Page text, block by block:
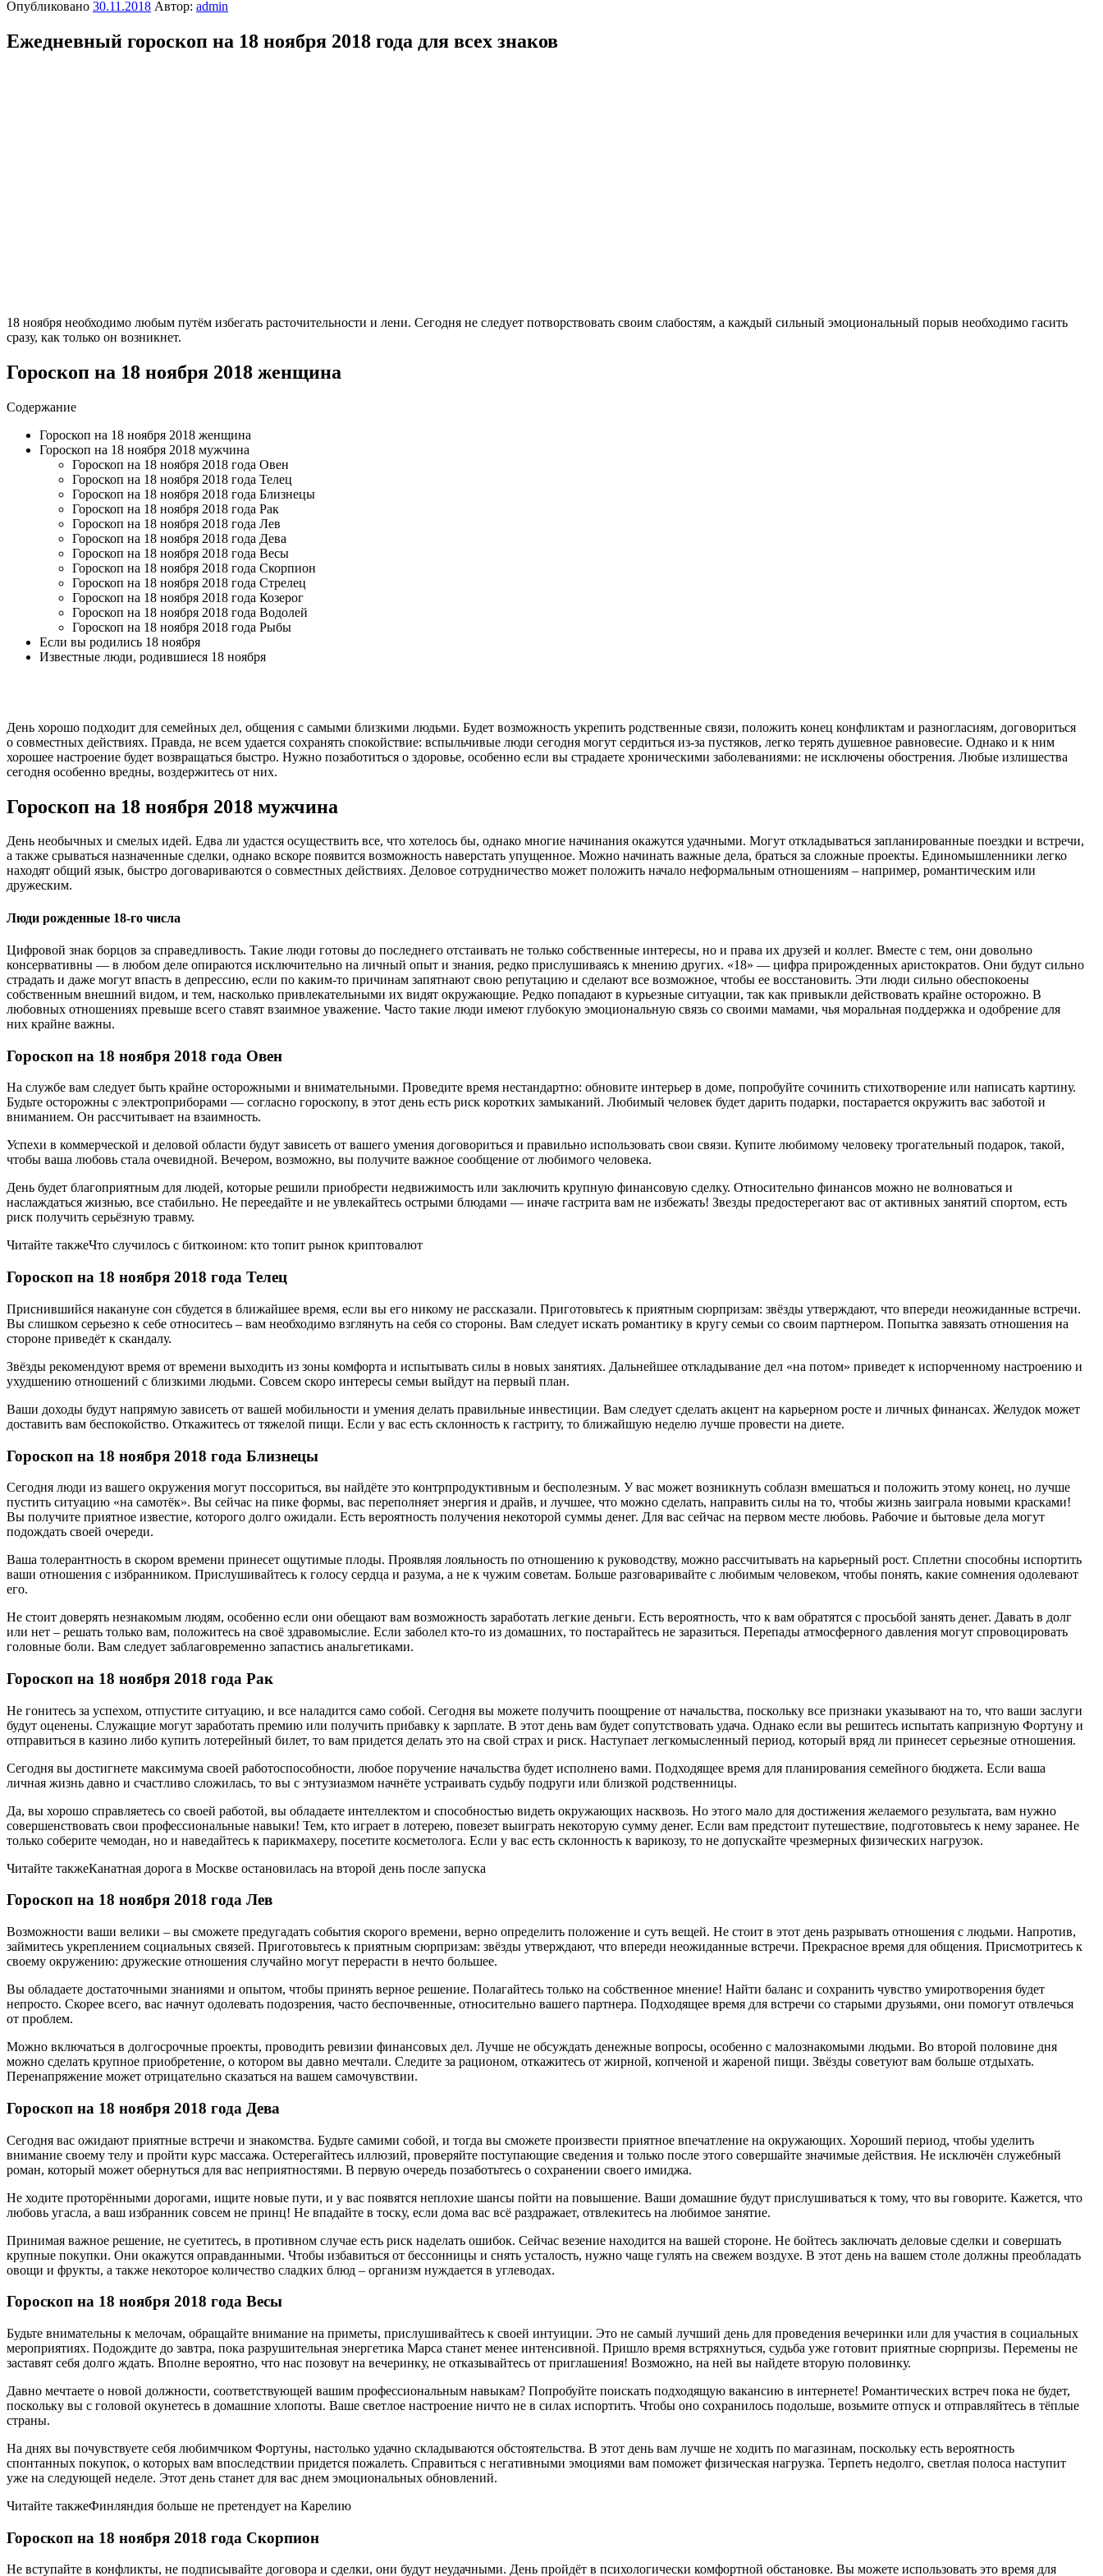
Опубликовано 30.11.2018 Автор: admin
Ежедневный гороскоп на 18 ноября 2018 года для всех знаков
18 ноября необходимо любым путём избегать расточительности и лени. Сегодня не следует потворствовать своим слабостям, а каждый сильный эмоциональный порыв необходимо гасить
сразу, как только он возникнет.
Гороскоп на 18 ноября 2018 женщина
Содержание
Гороскоп на 18 ноября 2018 женщина
Гороскоп на 18 ноября 2018 мужчина
Гороскоп на 18 ноября 2018 года Овен
Гороскоп на 18 ноября 2018 года Телец
Гороскоп на 18 ноября 2018 года Близнецы
Гороскоп на 18 ноября 2018 года Рак
Гороскоп на 18 ноября 2018 года Лев
Гороскоп на 18 ноября 2018 года Дева
Гороскоп на 18 ноября 2018 года Весы
Гороскоп на 18 ноября 2018 года Скорпион
Гороскоп на 18 ноября 2018 года Стрелец
Гороскоп на 18 ноября 2018 года Козерог
Гороскоп на 18 ноября 2018 года Водолей
Гороскоп на 18 ноября 2018 года Рыбы
Если вы родились 18 ноября
Известные люди, родившиеся 18 ноября
День хорошо подходит для семейных дел, общения с самыми близкими людьми. Будет возможность укрепить родственные связи, положить конец конфликтам и разногласиям, договориться
о совместных действиях. Правда, не всем удается сохранять спокойствие: вспыльчивые люди сегодня могут сердиться из-за пустяков, легко терять душевное равновесие. Однако и к ним
хорошее настроение будет возвращаться быстро. Нужно позаботиться о здоровье, особенно если вы страдаете хроническими заболеваниями: не исключены обострения. Любые излишества
сегодня особенно вредны, воздержитесь от них.
Гороскоп на 18 ноября 2018 мужчина
День необычных и смелых идей. Едва ли удастся осуществить все, что хотелось бы, однако многие начинания окажутся удачными. Могут откладываться запланированные поездки и встречи,
а также срываться назначенные сделки, однако вскоре появится возможность наверстать упущенное. Можно начинать важные дела, браться за сложные проекты. Единомышленники легко
находят общий язык, быстро договариваются о совместных действиях. Деловое сотрудничество может положить начало неформальным отношениям – например, романтическим или
дружеским.
Люди рожденные 18-го числа
Цифровой знак борцов за справедливость. Такие люди готовы до последнего отстаивать не только собственные интересы, но и права их друзей и коллег. Вместе с тем, они довольно
консервативны — в любом деле опираются исключительно на личный опыт и знания, редко прислушиваясь к мнению других. «18» — цифра прирожденных аристократов. Они будут сильно
страдать и даже могут впасть в депрессию, если по каким-то причинам запятнают свою репутацию и сделают все возможное, чтобы ее восстановить. Эти люди сильно обеспокоены
собственным внешний видом, и тем, насколько привлекательными их видят окружающие. Редко попадают в курьезные ситуации, так как привыкли действовать крайне осторожно. В
любовных отношениях превыше всего ставят взаимное уважение. Часто такие люди имеют глубокую эмоциональную связь со своими мамами, чья моральная поддержка и одобрение для
них крайне важны.
Гороскоп на 18 ноября 2018 года Овен
На службе вам следует быть крайне осторожными и внимательными. Проведите время нестандартно: обновите интерьер в доме, попробуйте сочинить стихотворение или написать картину.
Будьте осторожны с электроприборами — согласно гороскопу, в этот день есть риск коротких замыканий. Любимый человек будет дарить подарки, постарается окружить вас заботой и
вниманием. Он рассчитывает на взаимность.
Успехи в коммерческой и деловой области будут зависеть от вашего умения договориться и правильно использовать свои связи. Купите любимому человеку трогательный подарок, такой,
чтобы ваша любовь стала очевидной. Вечером, возможно, вы получите важное сообщение от любимого человека.
День будет благоприятным для людей, которые решили приобрести недвижимость или заключить крупную финансовую сделку. Относительно финансов можно не волноваться и
наслаждаться жизнью, все стабильно. Не переедайте и не увлекайтесь острыми блюдами — иначе гастрита вам не избежать! Звезды предостерегают вас от активных занятий спортом, есть
риск получить серьёзную травму.
Читайте такжеЧто случилось с биткоином: кто топит рынок криптовалют
Гороскоп на 18 ноября 2018 года Телец
Приснившийся накануне сон сбудется в ближайшее время, если вы его никому не рассказали. Приготовьтесь к приятным сюрпризам: звёзды утверждают, что впереди неожиданные встречи.
Вы слишком серьезно к себе относитесь – вам необходимо взглянуть на себя со стороны. Вам следует искать романтику в кругу семьи со своим партнером. Попытка завязать отношения на
стороне приведёт к скандалу.
Звёзды рекомендуют время от времени выходить из зоны комфорта и испытывать силы в новых занятиях. Дальнейшее откладывание дел «на потом» приведет к испорченному настроению и
ухудшению отношений с близкими людьми. Совсем скоро интересы семьи выйдут на первый план.
Ваши доходы будут напрямую зависеть от вашей мобильности и умения делать правильные инвестиции. Вам следует сделать акцент на карьерном росте и личных финансах. Желудок может
доставить вам беспокойство. Откажитесь от тяжелой пищи. Если у вас есть склонность к гастриту, то ближайшую неделю лучше провести на диете.
Гороскоп на 18 ноября 2018 года Близнецы
Сегодня люди из вашего окружения могут поссориться, вы найдёте это контрпродуктивным и бесполезным. У вас может возникнуть соблазн вмешаться и положить этому конец, но лучше
пустить ситуацию «на самотёк». Вы сейчас на пике формы, вас переполняет энергия и драйв, и лучшее, что можно сделать, направить силы на то, чтобы жизнь заиграла новыми красками!
Вы получите приятное известие, которого долго ожидали. Есть вероятность получения некоторой суммы денег. Для вас сейчас на первом месте любовь. Рабочие и бытовые дела могут
подождать своей очереди.
Ваша толерантность в скором времени принесет ощутимые плоды. Проявляя лояльность по отношению к руководству, можно рассчитывать на карьерный рост. Сплетни способны испортить
ваши отношения с избранником. Прислушивайтесь к голосу сердца и разума, а не к чужим советам. Больше разговаривайте с любимым человеком, чтобы понять, какие сомнения одолевают
его.
Не стоит доверять незнакомым людям, особенно если они обещают вам возможность заработать легкие деньги. Есть вероятность, что к вам обратятся с просьбой занять денег. Давать в долг
или нет – решать только вам, положитесь на своё здравомыслие. Если заболел кто-то из домашних, то постарайтесь не заразиться. Перепады атмосферного давления могут спровоцировать
головные боли. Вам следует заблаговременно запастись анальгетиками.
Гороскоп на 18 ноября 2018 года Рак
Не гонитесь за успехом, отпустите ситуацию, и все наладится само собой. Сегодня вы можете получить поощрение от начальства, поскольку все признаки указывают на то, что ваши заслуги
будут оценены. Служащие могут заработать премию или получить прибавку к зарплате. В этот день вам будет сопутствовать удача. Однако если вы решитесь испытать капризную Фортуну и
отправиться в казино либо купить лотерейный билет, то вам придется делать это на свой страх и риск. Наступает легкомысленный период, который вряд ли принесет серьезные отношения.
Сегодня вы достигнете максимума своей работоспособности, любое поручение начальства будет исполнено вами. Подходящее время для планирования семейного бюджета. Если ваша
личная жизнь давно и счастливо сложилась, то вы с энтузиазмом начнёте устраивать судьбу подруги или близкой родственницы.
Да, вы хорошо справляетесь со своей работой, вы обладаете интеллектом и способностью видеть окружающих насквозь. Но этого мало для достижения желаемого результата, вам нужно
совершенствовать свои профессиональные навыки! Тем, кто играет в лотерею, повезет выиграть некоторую сумму денег. Если вам предстоит путешествие, подготовьтесь к нему заранее. Не
только соберите чемодан, но и наведайтесь к парикмахеру, посетите косметолога. Если у вас есть склонность к варикозу, то не допускайте чрезмерных физических нагрузок.
Читайте такжеКанатная дорога в Москве остановилась на второй день после запуска
Гороскоп на 18 ноября 2018 года Лев
Возможности ваши велики – вы сможете предугадать события скорого времени, верно определить положение и суть вещей. Не стоит в этот день разрывать отношения с людьми. Напротив,
займитесь укреплением социальных связей. Приготовьтесь к приятным сюрпризам: звёзды утверждают, что впереди неожиданные встречи. Прекрасное время для общения. Присмотритесь к
своему окружению: дружеские отношения случайно могут перерасти в нечто большее.
Вы обладаете достаточными знаниями и опытом, чтобы принять верное решение. Полагайтесь только на собственное мнение! Найти баланс и сохранить чувство умиротворения будет
непросто. Скорее всего, вас начнут одолевать подозрения, часто беспочвенные, относительно вашего партнера. Подходящее время для встречи со старыми друзьями, они помогут отвлечься
от проблем.
Можно включаться в долгосрочные проекты, проводить ревизии финансовых дел. Лучше не обсуждать денежные вопросы, особенно с малознакомыми людьми. Во второй половине дня
можно сделать крупное приобретение, о котором вы давно мечтали. Следите за рационом, откажитесь от жирной, копченой и жареной пищи. Звёзды советуют вам больше отдыхать.
Перенапряжение может отрицательно сказаться на вашем самочувствии.
Гороскоп на 18 ноября 2018 года Дева
Сегодня вас ожидают приятные встречи и знакомства. Будьте самими собой, и тогда вы сможете произвести приятное впечатление на окружающих. Хороший период, чтобы уделить
внимание своему телу и пройти курс массажа. Остерегайтесь иллюзий, проверяйте поступающие сведения и только после этого совершайте значимые действия. Не исключён служебный
роман, который может обернуться для вас неприятностями. В первую очередь позаботьтесь о сохранении своего имиджа.
Не ходите проторёнными дорогами, ищите новые пути, и у вас появятся неплохие шансы пойти на повышение. Ваши домашние будут прислушиваться к тому, что вы говорите. Кажется, что
любовь угасла, а ваш избранник совсем не принц! Не впадайте в тоску, если дома вас всё раздражает, отвлекитесь на любимое занятие.
Принимая важное решение, не суетитесь, в противном случае есть риск наделать ошибок. Сейчас везение находится на вашей стороне. Не бойтесь заключать деловые сделки и совершать
крупные покупки. Они окажутся оправданными. Чтобы избавиться от бессонницы и снять усталость, нужно чаще гулять на свежем воздухе. В этот день на вашем столе должны преобладать
овощи и фрукты, а также некоторое количество сладких блюд – организм нуждается в углеводах.
Гороскоп на 18 ноября 2018 года Весы
Будьте внимательны к мелочам, обращайте внимание на приметы, прислушивайтесь к своей интуиции. Это не самый лучший день для проведения вечеринки или для участия в социальных
мероприятиях. Подождите до завтра, пока разрушительная энергетика Марса станет менее интенсивной. Пришло время встряхнуться, судьба уже готовит приятные сюрпризы. Перемены не
заставят себя долго ждать. Вполне вероятно, что нас позовут на вечеринку, не отказывайтесь от приглашения! Возможно, на ней вы найдете вторую половинку.
Давно мечтаете о новой должности, соответствующей вашим профессиональным навыкам? Попробуйте поискать подходящую вакансию в интернете! Романтических встреч пока не будет,
поскольку вы с головой окунетесь в домашние хлопоты. Ваше светлое настроение ничто не в силах испортить. Чтобы оно сохранилось подольше, возьмите отпуск и отправляйтесь в тёплые
страны.
На днях вы почувствуете себя любимчиком Фортуны, настолько удачно складываются обстоятельства. В этот день вам лучше не ходить по магазинам, поскольку есть вероятность
спонтанных покупок, о которых вам впоследствии придется пожалеть. Справиться с негативными эмоциями вам поможет физическая нагрузка. Терпеть недолго, светлая полоса наступит
уже на следующей неделе. Этот день станет для вас днем эмоциональных обновлений.
Читайте такжеФинляндия больше не претендует на Карелию
Гороскоп на 18 ноября 2018 года Скорпион
Не вступайте в конфликты, не подписывайте договора и сделки, они будут неудачными. День пройдёт в психологически комфортной обстановке. Вы можете использовать это время для